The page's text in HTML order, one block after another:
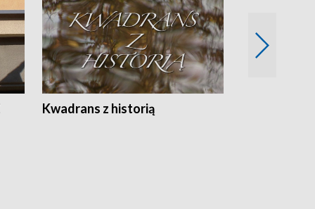
Kwadrans z historią